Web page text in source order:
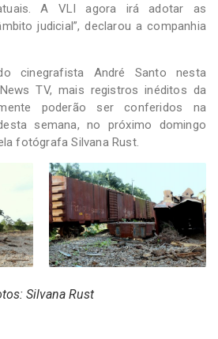
A VLI agora irá adotar as
judicial”, declarou a companhia
cinegrafista André Santo nesta
TV, mais registros inéditos da
poderão ser conferidos na
semana, no próximo domingo
fotógrafa Silvana Rust.
Silvana Rust